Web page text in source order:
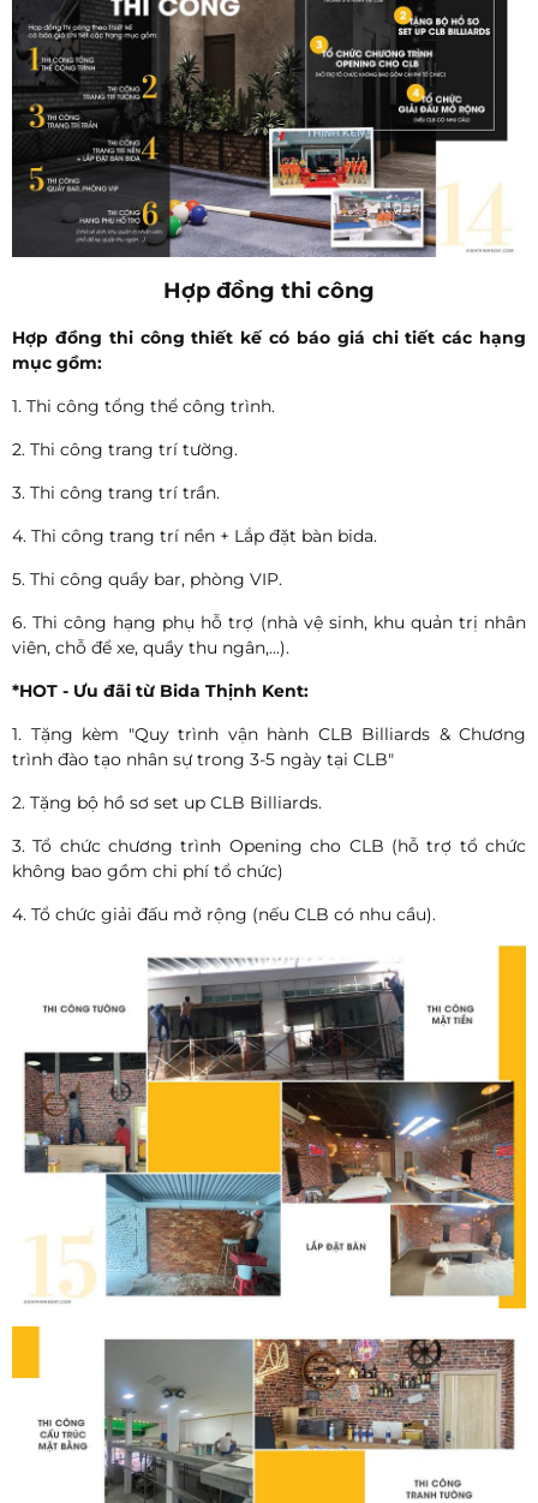
Hợp đồng thi công
Hợp đồng thi công thiết kế có báo giá chi tiết các hạng
mục gồm:
1. Thi công tổng thể công trình.
2. Thi công trang trí tường.
3. Thi công trang trí trần.
4. Thi công trang trí nền + Lắp đặt bàn bida.
5. Thi công quầy bar, phòng VIP.
6. Thi công hạng phụ hỗ trợ (nhà vệ sinh, khu quản trị nhân
viên, chỗ để xe, quầy thu ngân,...).
*HOT - Ưu đãi từ Bida Thịnh Kent:
1. Tặng kèm "Quy trình vận hành CLB Billiards & Chương
trình đào tạo nhân sự trong 3-5 ngày tại CLB"
2. Tặng bộ hồ sơ set up CLB Billiards.
3. Tổ chức chương trình Opening cho CLB (hỗ trợ tổ chức
không bao gồm chi phí tổ chức)
4. Tổ chức giải đấu mở rộng (nếu CLB có nhu cầu).